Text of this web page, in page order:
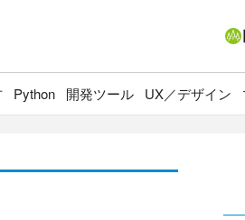
Python 開発ツール UX／デザイン